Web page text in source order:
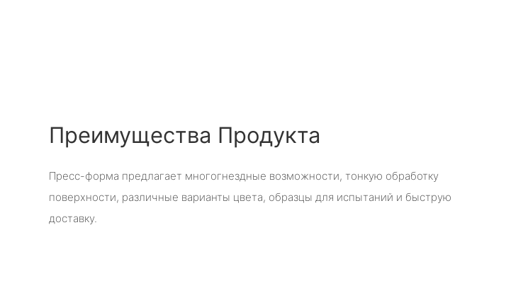
Преимущества Продукта
Пресс-форма предлагает многогнездные возможности, тонкую обработку
поверхности, различные варианты цвета, образцы для испытаний и быструю
доставку.